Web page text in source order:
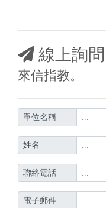
線上詢問
來信指教。
單位名稱
姓名
聯絡電話
電子郵件